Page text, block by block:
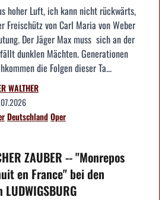
hoher Luft, ich kann nicht rückwärts,
Freischütz von Carl Maria von Weber
Der Jäger Max muss sich an der
dunklen Mächten. Generationen
die Folgen dieser Ta...
WALTHER
DeutschlandOper
ZAUBER -- "Monrepos
en France" bei den